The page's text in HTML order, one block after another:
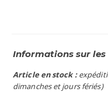
Informations sur
Article en stock :
dimanches et jours fériés)